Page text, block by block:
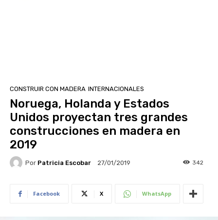
CONSTRUIR CON MADERA INTERNACIONALES
Noruega, Holanda y Estados
Unidos proyectan tres grandes
construcciones en madera en
2019
Por Patricia Escobar 27/01/2019 342
Facebook X WhatsApp